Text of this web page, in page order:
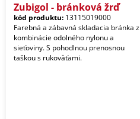
Zubigol - bránková žrď
kód produktu: 13115019000
Farebná a zábavná skladacia bránka z
kombinácie odolného nylonu a
sieťoviny. S pohodlnou prenosnou
taškou s rukoväťami.